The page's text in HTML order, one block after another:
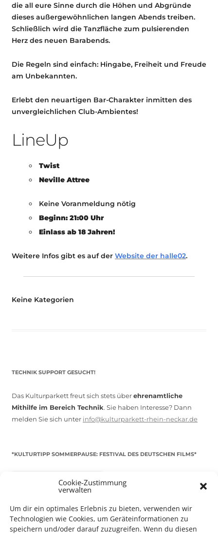
Cookie-Zustimmung
verwalten
Um dir ein optimales Erlebnis zu bieten, verwenden wir
Technologien wie Cookies, um Geräteinformationen zu
speichern und/oder darauf zuzugreifen. Wenn du diesen
die all eure Sinne durch die Höhen und Abgründe
dieses außergewöhnlichen langen Abends treiben.
Schließlich wird die Tanzfläche zum pulsierenden
Herz des neuen Barabends.
Die Regeln sind einfach: Hingabe, Freiheit und Freude
am Unbekannten.
Erlebt den neuartigen Bar-Charakter inmitten des
unvergleichlichen Club-Ambientes!
LineUp
Twist
Neville Attree
Keine Voranmeldung nötig
Beginn: 21:00 Uhr
Einlass ab 18 Jahren!
Weitere Infos gibt es auf der Website der halle02.
Keine Kategorien
TECHNIK SUPPORT GESUCHT!
Das Kulturparkett freut sich stets überehrenamtliche
Mithilfe im Bereich Technik. Sie haben Interesse? Dann
melden Sie sich unter info@kulturparkett-rhein-neckar.de
*KULTURTIPP SOMMERPAUSE: FESTIVAL DES DEUTSCHEN FILMS*